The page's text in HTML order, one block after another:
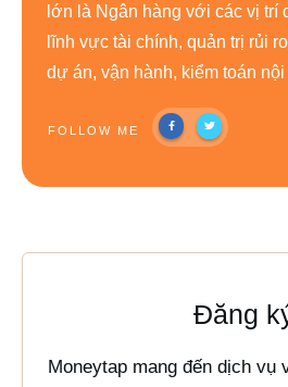
lớn là Ngân hàng với các vị trí
lĩnh vực tài chính, quản trị rủi
dự án, vận hành, kiểm toán
FOLLOW ME
Đăng
Moneytap mang đến dịch vụ